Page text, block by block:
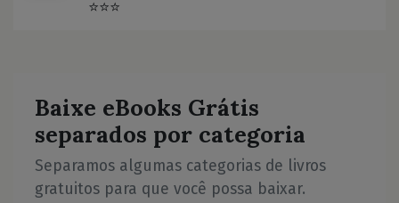
⭐⭐⭐
Baixe eBooks Grátis
separados por categoria
Separamos algumas categorias de livros
gratuitos para que você possa baixar.